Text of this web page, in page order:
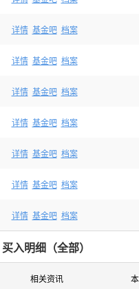
详情 基金吧 档案
详情 基金吧 档案
详情 基金吧 档案
详情 基金吧 档案
详情 基金吧 档案
详情 基金吧 档案
详情 基金吧 档案
买入明细（全部）
相关资讯